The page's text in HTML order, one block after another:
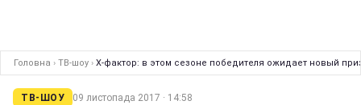
Головна › ТВ-шоу › Х-фактор: в этом сезоне победителя ожидает новый
ТВ-ШОУ 09 листопада 2017 · 14:58